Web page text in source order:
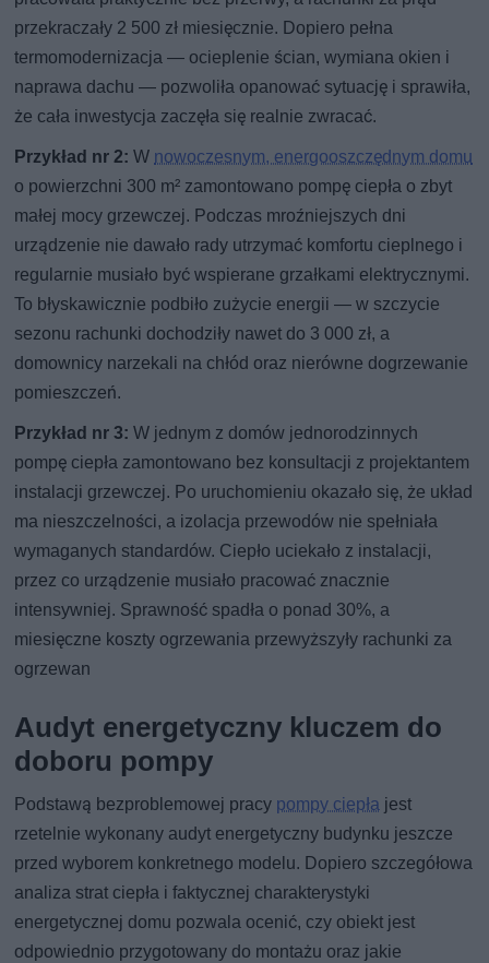
przekraczały 2 500 zł miesięcznie. Dopiero pełna
termomodernizacja — ocieplenie ścian, wymiana okien i
naprawa dachu — pozwoliła opanować sytuację i sprawiła,
że cała inwestycja zaczęła się realnie zwracać.
Przykład nr 2: W nowoczesnym, energooszczędnym domu
o powierzchni 300 m² zamontowano pompę ciepła o zbyt
małej mocy grzewczej. Podczas mroźniejszych dni
urządzenie nie dawało rady utrzymać komfortu cieplnego i
regularnie musiało być wspierane grzałkami elektrycznymi.
To błyskawicznie podbiło zużycie energii — w szczycie
sezonu rachunki dochodziły nawet do 3 000 zł, a
domownicy narzekali na chłód oraz nierówne dogrzewanie
pomieszczeń.
Przykład nr 3: W jednym z domów jednorodzinnych
pompę ciepła zamontowano bez konsultacji z projektantem
instalacji grzewczej. Po uruchomieniu okazało się, że układ
ma nieszczelności, a izolacja przewodów nie spełniała
wymaganych standardów. Ciepło uciekało z instalacji,
przez co urządzenie musiało pracować znacznie
intensywniej. Sprawność spadła o ponad 30%, a
miesięczne koszty ogrzewania przewyższyły rachunki za
ogrzewan
Audyt energetyczny kluczem do
doboru pompy
Podstawą bezproblemowej pracy pompy ciepła jest
rzetelnie wykonany audyt energetyczny budynku jeszcze
przed wyborem konkretnego modelu. Dopiero szczegółowa
analiza strat ciepła i faktycznej charakterystyki
energetycznej domu pozwala ocenić, czy obiekt jest
odpowiednio przygotowany do montażu oraz jakie